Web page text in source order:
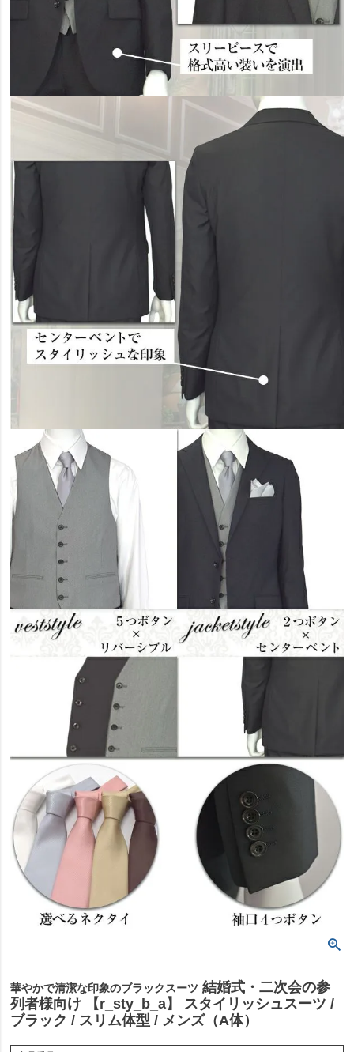
華やかで清潔な印象のブラックスーツ 結婚式・二次会の参
列者様向け 【r_sty_b_a】 スタイリッシュスーツ /
ブラック / スリム体型 / メンズ（A体）